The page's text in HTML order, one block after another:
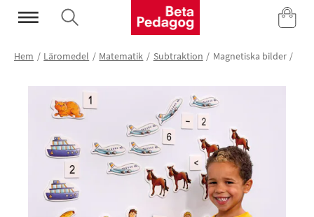
Mina Sidor
Hem Läromedel Matematik Subtraktion Magnetiska bilder